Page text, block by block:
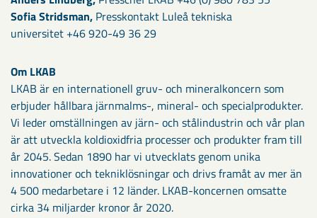
Sofia Stridsman, Presskontakt Luleå tekniska
universitet +46 920-49 36 29
Om LKAB
LKAB är en internationell gruv- och mineralkoncern som
erbjuder hållbara järnmalms-, mineral- och specialprodukter.
Vi leder omställningen av järn- och stålindustrin och vår plan
är att utveckla koldioxidfria processer och produkter fram till
år 2045. Sedan 1890 har vi utvecklats genom unika
innovationer och tekniklösningar och drivs framåt av mer än
4 500 medarbetare i 12 länder. LKAB-koncernen omsatte
cirka 34 miljarder kronor år 2020.